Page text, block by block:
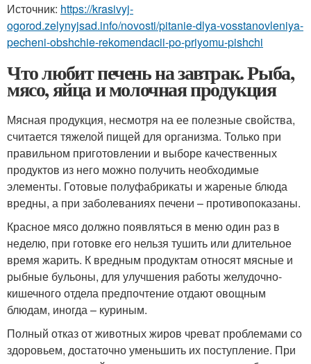
Источник: https://krasivyj-
ogorod.zelynyjsad.info/novosti/pitanie-dlya-vosstanovleniya-
pecheni-obshchie-rekomendacii-po-priyomu-pishchi
Что любит печень на завтрак. Рыба,
мясо, яйца и молочная продукция
Мясная продукция, несмотря на ее полезные свойства,
считается тяжелой пищей для организма. Только при
правильном приготовлении и выборе качественных
продуктов из него можно получить необходимые
элементы. Готовые полуфабрикаты и жареные блюда
вредны, а при заболеваниях печени – противопоказаны.
Красное мясо должно появляться в меню один раз в
неделю, при готовке его нельзя тушить или длительное
время жарить. К вредным продуктам относят мясные и
рыбные бульоны, для улучшения работы желудочно-
кишечного отдела предпочтение отдают овощным
блюдам, иногда – куриным.
Полный отказ от животных жиров чреват проблемами со
здоровьем, достаточно уменьшить их поступление. При